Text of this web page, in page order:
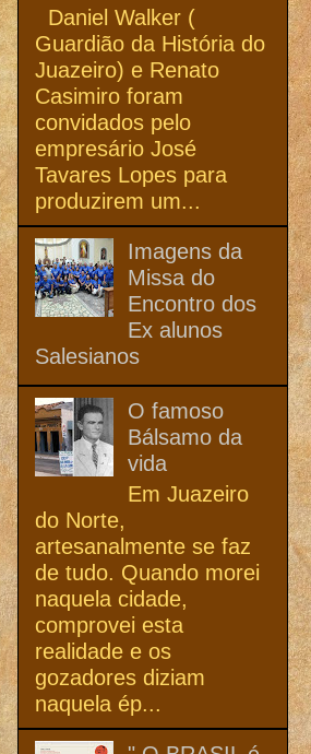
Daniel Walker (
Guardião da História do
Juazeiro) e Renato
Casimiro foram
convidados pelo
empresário José
Tavares Lopes para
produzirem um...
Imagens da
Missa do
Encontro dos
Ex alunos
Salesianos
O famoso
Bálsamo da
vida
Em Juazeiro
do Norte,
artesanalmente se faz
de tudo. Quando morei
naquela cidade,
comprovei esta
realidade e os
gozadores diziam
naquela ép...